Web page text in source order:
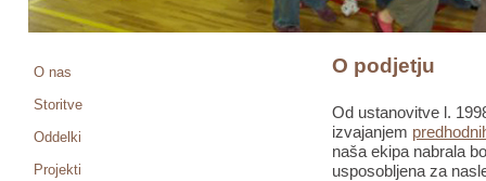
O nas
Storitve
Oddelki
Projekti
O podjetju
Od ustanovitve l.
izvajanjem
naša ekipa nabrala
usposobljena za